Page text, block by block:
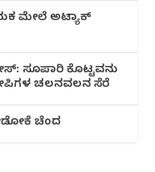
ಮೇಲೆ ಅಟ್ಯಾಕ್
ಸೂಪಾರಿ ಕೊಟ್ಟವನು
ಚಲನವಲನ ಸೆರೆ
ಚೆಂದ